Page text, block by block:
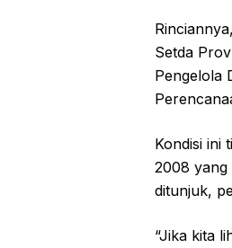
Setda
Pengelola
Kondisi ini
2008 yang
ditunjuk,
“Jika kita